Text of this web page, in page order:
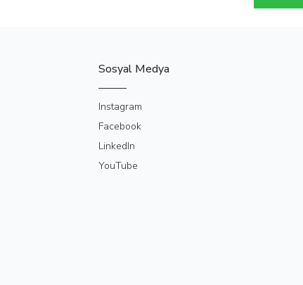
Sosyal Medya
Instagram
Facebook
LinkedIn
YouTube